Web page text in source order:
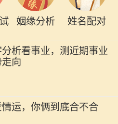
姻缘分析 姓名配对
分析看事业，测近期事业
向
情运，你俩到底合不合